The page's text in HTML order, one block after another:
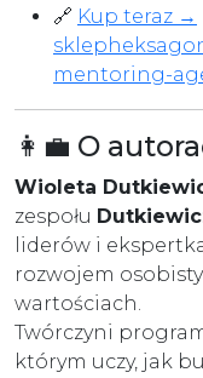
🔗 Kup teraz →
mentoring-
👩‍💼 O
Wioleta
zespołu
liderów i
rozwojem
wartościach.
Twórczyni
którym uczy, jak